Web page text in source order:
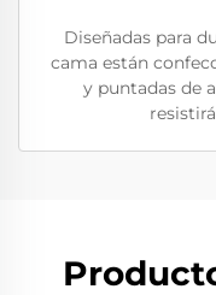
Diseñadas para
cama están
y puntadas de